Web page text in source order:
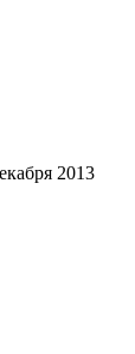
2013